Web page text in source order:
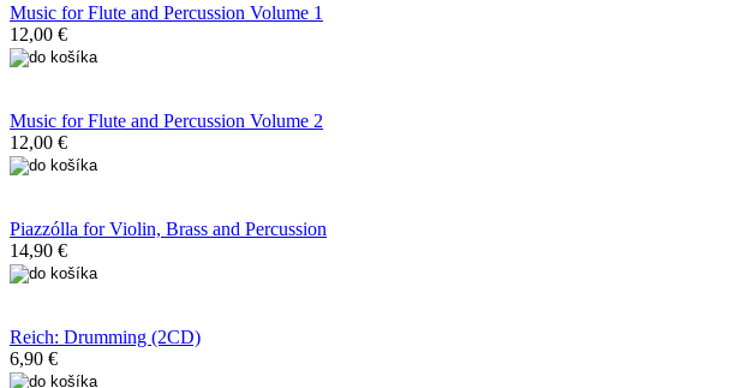
Music for Flute and Percussion Volume 1
12,00 €
Music for Flute and Percussion Volume 2
12,00 €
Piazzólla for Violin, Brass and Percussion
14,90 €
Reich: Drumming (2CD)
6,90 €